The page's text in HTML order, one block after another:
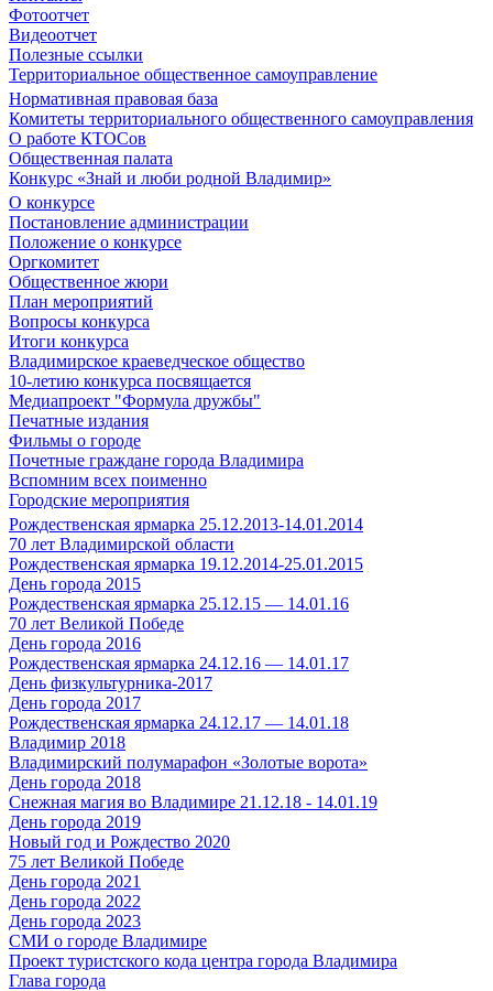
Фотоотчет
Видеоотчет
Полезные ссылки
Территориальное общественное самоуправление
Нормативная правовая база
Комитеты территориального общественного самоуправления
О работе КТОСов
Общественная палата
Конкурс «Знай и люби родной Владимир»
О конкурсе
Постановление администрации
Положение о конкурсе
Оргкомитет
Общественное жюри
План мероприятий
Вопросы конкурса
Итоги конкурса
Владимирское краеведческое общество
10-летию конкурса посвящается
Медиапроект "Формула дружбы"
Печатные издания
Фильмы о городе
Почетные граждане города Владимира
Вспомним всех поименно
Городские мероприятия
Рождественская ярмарка 25.12.2013-14.01.2014
70 лет Владимирской области
Рождественская ярмарка 19.12.2014-25.01.2015
День города 2015
Рождественская ярмарка 25.12.15 — 14.01.16
70 лет Великой Победе
День города 2016
Рождественская ярмарка 24.12.16 — 14.01.17
День физкультурника-2017
День города 2017
Рождественская ярмарка 24.12.17 — 14.01.18
Владимир 2018
Владимирский полумарафон «Золотые ворота»
День города 2018
Снежная магия во Владимире 21.12.18 - 14.01.19
День города 2019
Новый год и Рождество 2020
75 лет Великой Победе
День города 2021
День города 2022
День города 2023
СМИ о городе Владимире
Проект туристского кода центра города Владимира
Глава города